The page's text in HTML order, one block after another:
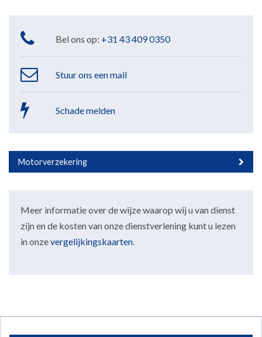
Bel ons op: +31 43 409 0350
Stuur ons een mail
Schade melden
Motorverzekering
Meer informatie over de wijze waarop wij u van dienst
zijn en de kosten van onze dienstverlening kunt u lezen
in onzevergelijkingskaarten